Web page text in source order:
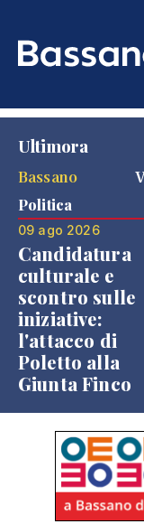
Ultimora
Bassano
Politica
09 ago 2026
Candidatura
culturale e
scontro sulle
iniziative:
l'attacco di
Poletto alla
Giunta Finco